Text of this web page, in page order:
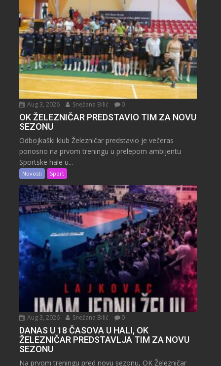
Aug 3, 2026 Snežana Bilić 0
OK ŽELEZNIČAR PREDSTAVIO TIM ZA NOVU
SEZONU
Odbojkaški klub Železničar predstavio je večeras
ponosno na prvom treningu u prelepom ambijentu
Sportske hale u...
Novosti Sport
Aug 3, 2026 Snežana Bilić 0
DANAS U 18 ČASOVA U HALI, OK
ŽELEZNIČAR PREDSTAVLJA TIM ZA NOVU
SEZONU
Na prvom treningu pred novu sezonu, OK Železničar